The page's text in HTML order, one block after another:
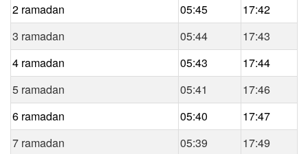
2 ramadan
05:45
17:42
3 ramadan
05:44
17:43
4 ramadan
05:43
17:44
5 ramadan
05:41
17:46
6 ramadan
05:40
17:47
7 ramadan
05:39
17:49